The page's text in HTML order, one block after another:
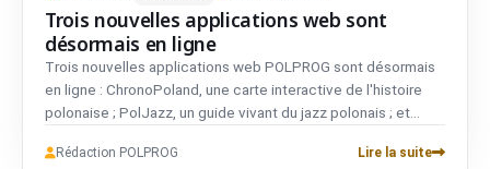
Trois nouvelles applications web sont
désormais en ligne
Trois nouvelles applications web POLPROG sont désormais
en ligne : ChronoPoland, une carte interactive de l'histoire
polonaise ; PolJazz, un guide vivant du jazz polonais ; et
travers le corps. Toutes bilingues, toutes respectueuses de
Rédaction POLPROG Lire la suite